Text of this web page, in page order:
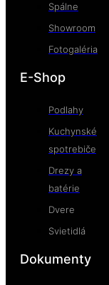
Spálne
Showroom
Fotogaléria
E-Shop
Podlahy
Kuchynské
spotrebiče
Drezy a
batérie
Dvere
Svietidlá
Dokumenty